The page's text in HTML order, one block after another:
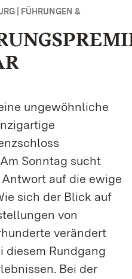
| FÜHRUNGEN &
ungewöhnliche
Sonntag sucht
auf die ewige
sich der Blick auf
von
verändert
diesem Rundgang
Bei der